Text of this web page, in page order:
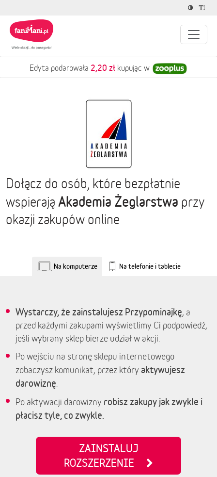
Edyta podarowała 2,20 złkupując w
Dołącz do osób, które bezpłatnie
wspierają Akademia Żeglarstwa przy
okazji zakupów online
Na komputerze Na telefonie i tablecie
Wystarczy, że zainstalujesz Przypominajkę, a
przed każdymi zakupami wyświetlimy Ci podpowiedź,
jeśli wybrany sklep bierze udział w akcji.
Po wejściu na stronę sklepu internetowego
zobaczysz komunikat, przez który aktywujesz
darowiznę
Po aktywacji darowizny robisz zakupy jak zwykle i
płacisz tyle, co zwykle.
ZAINSTALUJ
ROZSZERZENIE